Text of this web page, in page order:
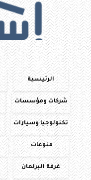
الرئيسية
شركات ومؤسسات
تكنولوجيا وسيارات
منوعات
غرفة البرلمان